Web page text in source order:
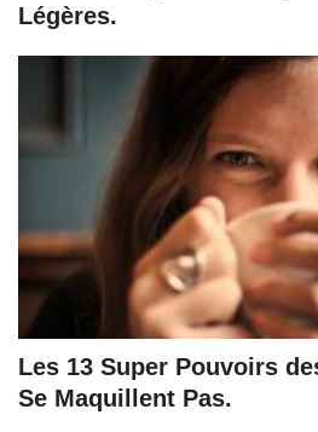
Légères.
Les 13 Super Pouvoirs
Se Maquillent Pas.